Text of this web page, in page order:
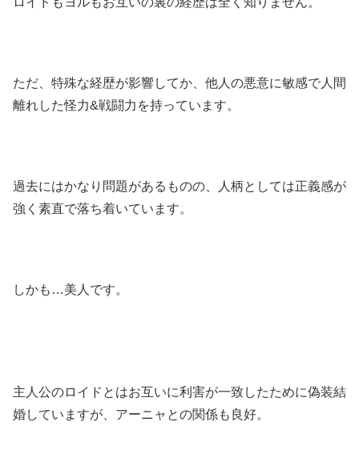
ただ、特殊な経歴が影響してか、他人の悪意に敏感で人間
離れした怪力&戦闘力を持っています。
過去にはかなり問題があるものの、人柄としては正義感が
強く素直で落ち着いています。
しかも…美人です。
主人公のロイドとはお互いに利害が一致したために偽装結
婚していますが、アーニャとの関係も良好。